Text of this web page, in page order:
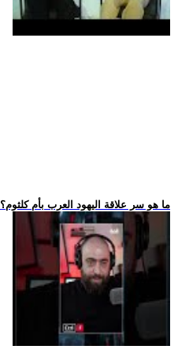
.. ما هو سر علاقة اليهود العرب بأم كلثوم؟